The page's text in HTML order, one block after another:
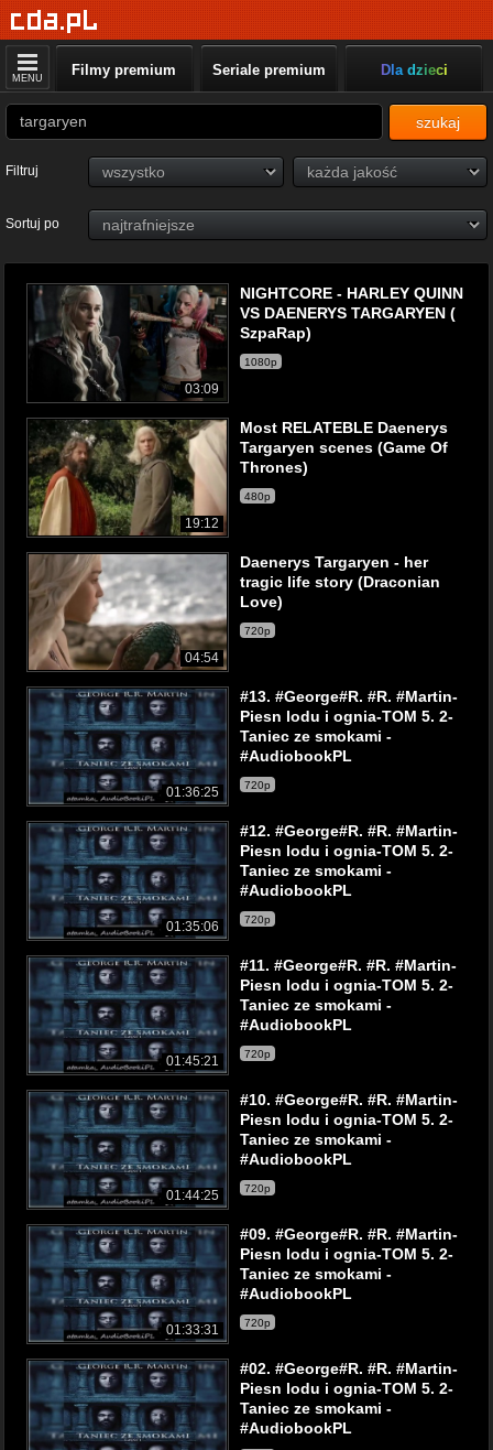
MENU Filmy premium Seriale premium Dla dzieci
szukaj
Filtruj
Sortuj po
03:09
NIGHTCORE - HARLEY QUINN
VS DAENERYS TARGARYEN (
SzpaRap)
1080p
19:12
Most RELATEBLE Daenerys
Targaryen scenes (Game Of
Thrones)
480p
04:54
Daenerys Targaryen - her
tragic life story (Draconian
Love)
720p
01:36:25
#13. #George#R. #R. #Martin-
Piesn lodu i ognia-TOM 5. 2-
Taniec ze smokami -
#AudiobookPL
720p
01:35:06
#12. #George#R. #R. #Martin-
Piesn lodu i ognia-TOM 5. 2-
Taniec ze smokami -
#AudiobookPL
720p
01:45:21
#11. #George#R. #R. #Martin-
Piesn lodu i ognia-TOM 5. 2-
Taniec ze smokami -
#AudiobookPL
720p
01:44:25
#10. #George#R. #R. #Martin-
Piesn lodu i ognia-TOM 5. 2-
Taniec ze smokami -
#AudiobookPL
720p
01:33:31
#09. #George#R. #R. #Martin-
Piesn lodu i ognia-TOM 5. 2-
Taniec ze smokami -
#AudiobookPL
720p
#02. #George#R. #R. #Martin-
Piesn lodu i ognia-TOM 5. 2-
Taniec ze smokami -
#AudiobookPL